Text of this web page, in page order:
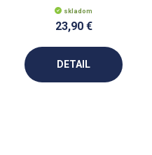
skladom
23,90 €
DETAIL